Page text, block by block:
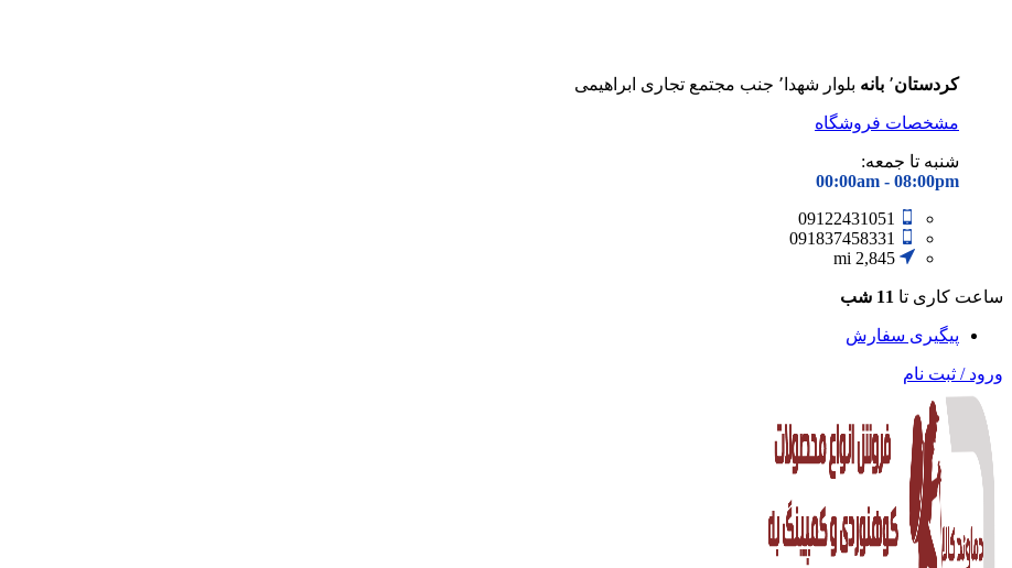
کردستان٬ بانه بلوار شهدا٬ جنب مجتمع تجاری ابراهیمی
مشخصات فروشگاه
شنبه تا جمعه:
00:00am - 08:00pm
09122431051
091837458331
2,845 mi
ساعت کاری تا 11 شب
پیگیری سفارش
ورود / ثبت نام